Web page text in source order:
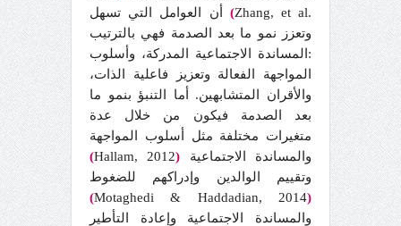
.
Zhang, et al
) أن العوامل التي تسهل
وتعزز نمو ما بعد الصدمة فهي بالترتيب
:المساندة الاجتماعية المدركة، وأسلوب
المواجهة الفعالة وتعزيز فاعلية الذات،
والأقران المتشابهين. أما التنبؤ بنمو ما
بعد الصدمة فيكون من خلال عدة
متغيرات مختلفة مثل أسلوب المواجهة
والمساندة الاجتماعية (
Hallam, 2012
)
وتقييم الوالدين وإدراكهم للضغوط
(
Motaghedi & Haddadian, 2014
)
والمساندة الاجتماعية وإعادة التأطير